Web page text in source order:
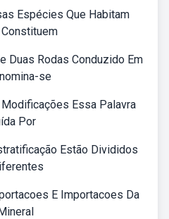
Espécies Que Habitam
Duas Rodas Conduzido Em
se
Essa Palavra
Por
Estão Divididos
E Importacoes Da